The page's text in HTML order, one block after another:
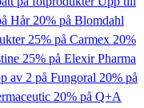
Hår20% på Blomdahl
25% på Carmex 20%
25% på Elexir Pharma
av 2 på Fungoral 20% på
20% på Q+A